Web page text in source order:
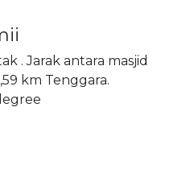
. Jarak antara masjid
km Tenggara.